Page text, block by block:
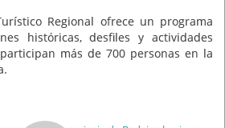
Regional ofrece un programa
históricas, desfiles y actividades
más de 700 personas en la